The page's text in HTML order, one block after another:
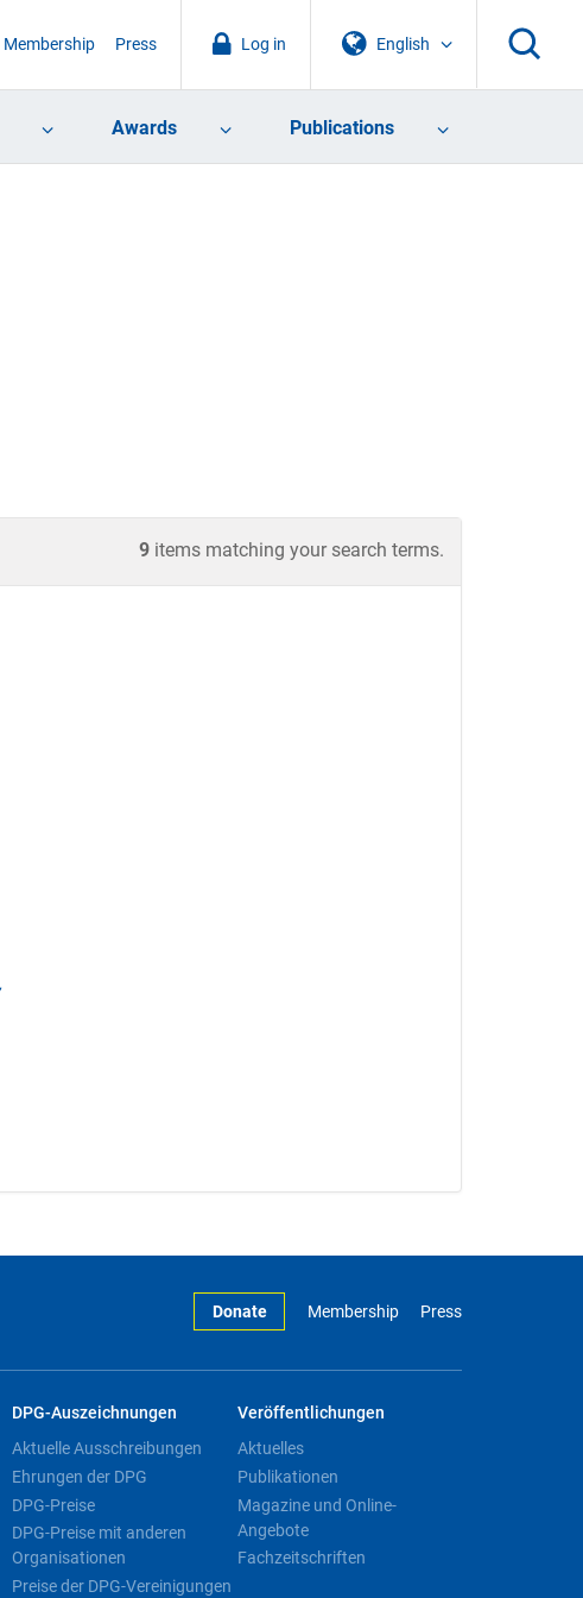
English
Log in
Membership Press
Awards Publications
9 items matching your search terms.
Donate Membership Press
DPG-Auszeichnungen
Aktuelle Ausschreibungen
Ehrungen der DPG
DPG-Preise
DPG-Preise mit anderen
Organisationen
Preise der DPG-Vereinigungen
Veröffentlichungen
Aktuelles
Publikationen
Magazine und Online-
Angebote
Fachzeitschriften